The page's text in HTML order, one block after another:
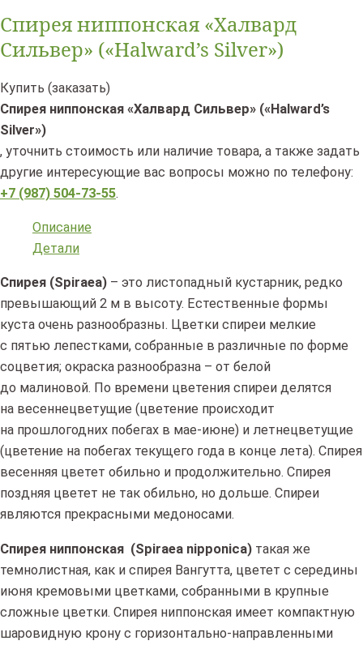
Спирея ниппонская «Халвард
Сильвер» («Halward’s Silver»)
Купить (заказать)
Спирея ниппонская «Халвард Сильвер» («Halward’s
Silver»)
, уточнить стоимость или наличие товара, а также задать
другие интересующие вас вопросы можно по телефону:
+7 (987) 504-73-55.
Описание
Детали
Спирея (Spiraea) – это листопадный кустарник, редко
превышающий 2 м в высоту. Естественные формы
куста очень разнообразны. Цветки спиреи мелкие
с пятью лепестками, собранные в различные по форме
соцветия; окраска разнообразна – от белой
до малиновой. По времени цветения спиреи делятся
на весеннецветущие (цветение происходит
на прошлогодних побегах в мае-июне) и летнецветущие
(цветение на побегах текущего года в конце лета). Спирея
весенняя цветет обильно и продолжительно. Спирея
поздняя цветет не так обильно, но дольше. Спиреи
являются прекрасными медоносами.
Спирея ниппонская (Spiraea nipponica) такая же
темнолистная, как и спирея Вангутта, цветет с середины
июня кремовыми цветками, собранными в крупные
сложные цветки. Спирея ниппонская имеет компактную
шаровидную крону с горизонтально-направленными